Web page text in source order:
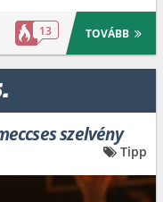
13 TOVÁBB
szelvény
Tipp